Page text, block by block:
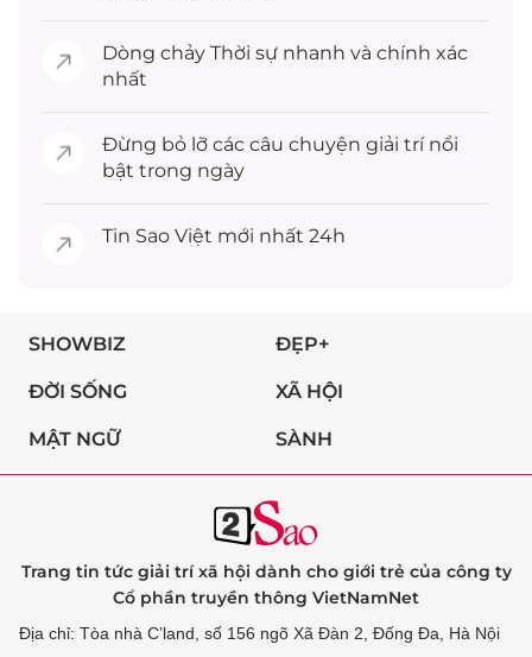
Dòng chảy Thời sự nhanh và chính xác
nhất
Đừng bỏ lỡ các câu chuyện giải trínổi
bật trong ngày
Tin Sao Việt mới nhất 24h
SHOWBIZ ĐẸP+
ĐỜI SỐNG XÃ HỘI
MẬT NGỮ SÀNH
Trang tin tức giải trí xã hội dành cho giới trẻ của công ty
Cổ phần truyền thông VietNamNet
Địa chỉ: Tòa nhà C’land, số 156 ngõ Xã Đàn 2, Đống Đa, Hà Nội